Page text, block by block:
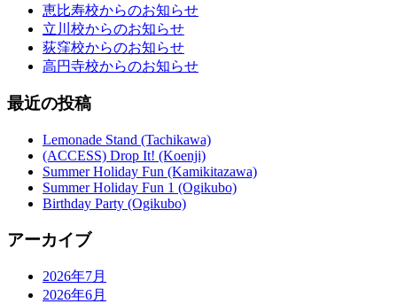
恵比寿校からのお知らせ
立川校からのお知らせ
荻窪校からのお知らせ
高円寺校からのお知らせ
最近の投稿
Lemonade Stand (Tachikawa)
(ACCESS) Drop It! (Koenji)
Summer Holiday Fun (Kamikitazawa)
Summer Holiday Fun 1 (Ogikubo)
Birthday Party (Ogikubo)
アーカイブ
2026年7月
2026年6月